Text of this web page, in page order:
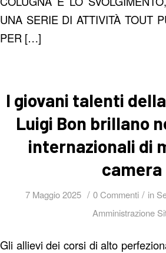
UNA SERIE DI ATTIVITÀ TOUT
PER […]
I giovani talenti
Luigi Bon brillano
internazionali di
camera
7 Maggio 2025 / 0 Commenti / in
Amministrazione
Gli allievi dei corsi di alto